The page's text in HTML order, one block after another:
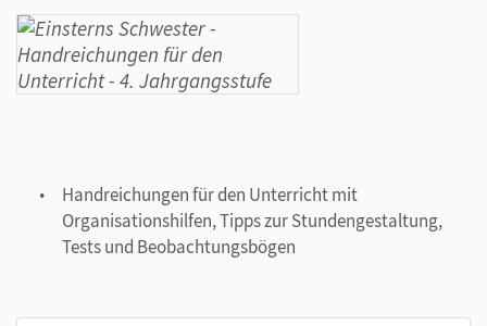
Handreichungen für den Unterricht mit
Organisationshilfen, Tipps zur Stundengestaltung,
Tests und Beobachtungsbögen